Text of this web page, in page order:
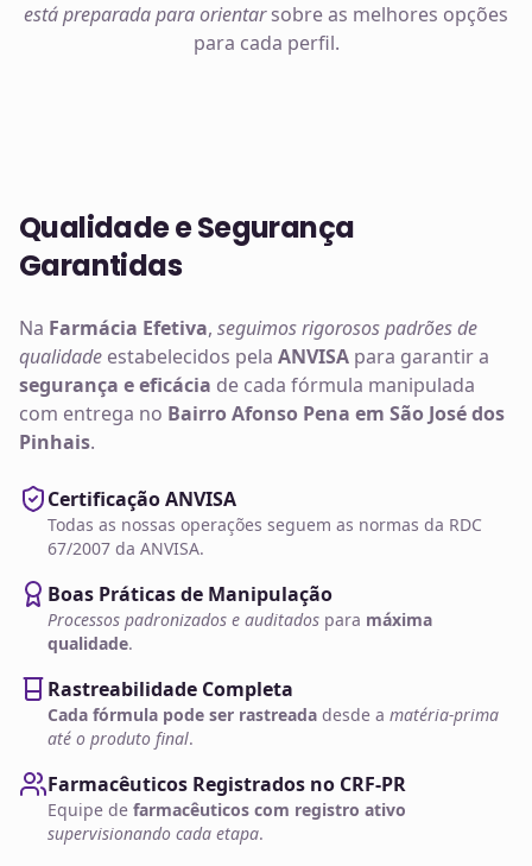
está preparada para orientarsobre as melhores opções
para cada perfil.
Qualidade e Segurança
Garantidas
Na Farmácia Efetiva, seguimos rigorosos padrões de
qualidade estabelecidos pela ANVISA para garantir a
segurança e eficácia de cada fórmula manipulada
com entrega no Bairro Afonso Pena em São José dos
Pinhais.
Certificação ANVISA
Todas as nossas operações seguem as normas da RDC
67/2007 da ANVISA.
Boas Práticas de Manipulação
Processos padronizados e auditados para máxima
qualidade.
Rastreabilidade Completa
Cada fórmula pode ser rastreada desde a matéria-prima
até o produto final.
Farmacêuticos Registrados no CRF-PR
Equipe de farmacêuticos com registro ativo
supervisionando cada etapa.